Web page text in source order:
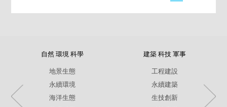
自然 環境 科學
地景生態
永續環境
海洋生態
建築 科技 軍事
工程建設
永續建築
生技創新